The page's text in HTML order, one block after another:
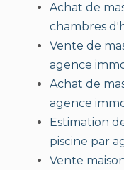
Achat de
chambres
Vente de
agence
Achat de
agence
Estimation
piscine par
Vente